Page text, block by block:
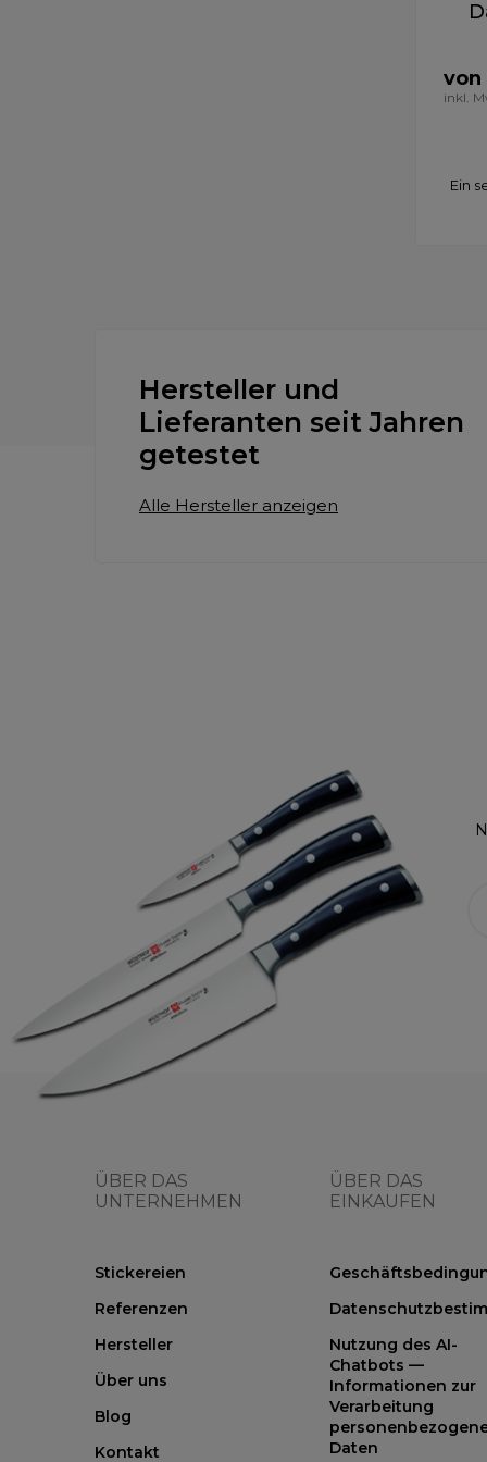
von
inkl.
Ein
Hersteller und
Lieferanten seit Jahren
getestet
Alle Hersteller anzeigen
ÜBER DAS
UNTERNEHMEN
Stickereien
Referenzen
Hersteller
Über uns
Blog
Kontakt
ÜBER DAS
EINKAUFEN
Nutzung des AI-
Chatbots —
Informationen zur
Verarbeitung
Daten